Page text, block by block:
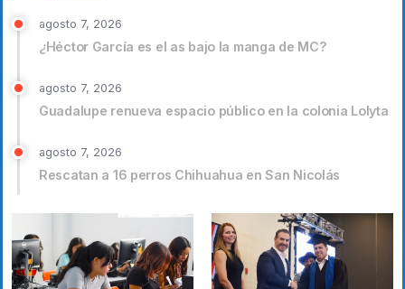
agosto 7, 2026
¿Héctor García es el as bajo la manga de MC?
agosto 7, 2026
Guadalupe renueva espacio público en la colonia Lolyta
agosto 7, 2026
Rescatan a 16 perros Chihuahua en San Nicolás